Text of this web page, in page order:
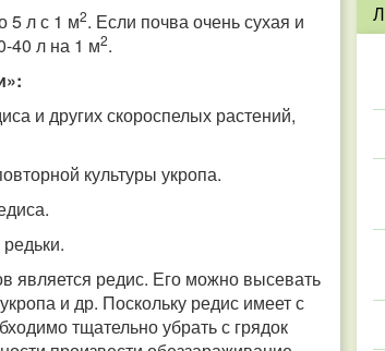
5 л с 1 м2. Если почва очень сухая и
40 л на 1 м2.
и других скороспелых растений,
культуры укропа.
редис. Его можно высевать
и др. Поскольку редис имеет с
тщательно убрать с грядок